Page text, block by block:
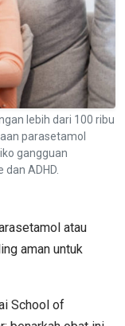
lebih dari 100 ribu
parasetamol
gangguan
ADHD.
atau
aman untuk
School of